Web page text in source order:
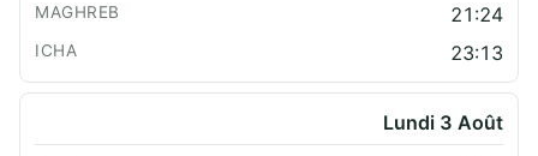
21:24
23:13
Lundi 3 Août